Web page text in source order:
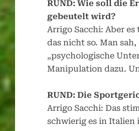
RUND: Wie soll die
gebeutelt wird?
Arrigo Sacchi: Aber
das nicht so. Man
„psychologische
Manipulation dazu.
RUND: Die
Arrigo Sacchi: Das
schwierig es in Italien